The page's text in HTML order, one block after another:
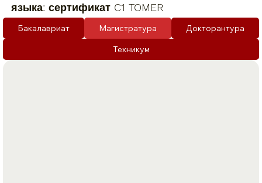
языка: сертификат C1 TOMER
Бакалавриат Магистратура
Докторантура
Техникум